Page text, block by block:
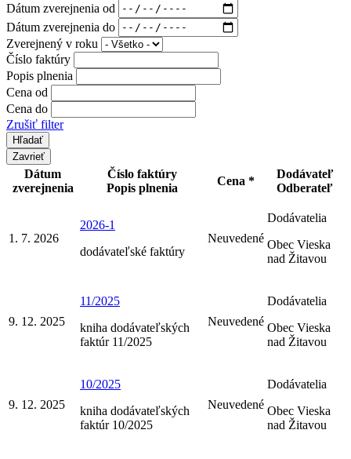
Dátum zverejnenia od
Dátum zverejnenia do
Zverejnený v roku
Číslo faktúry
Popis plnenia
Cena od
Cena do
Zrušiť filter
Zavrieť
Dátum
zverejnenia
Číslo faktúry
Popis plnenia
Cena *
Dodávateľ
Odberateľ
1. 7. 2026
2026-1
dodávateľské faktúry
Neuvedené
Dodávatelia
Obec Vieska
nad Žitavou
9. 12. 2025
11/2025
kniha dodávateľských
faktúr 11/2025
Neuvedené
Dodávatelia
Obec Vieska
nad Žitavou
9. 12. 2025
10/2025
kniha dodávateľských
faktúr 10/2025
Neuvedené
Dodávatelia
Obec Vieska
nad Žitavou